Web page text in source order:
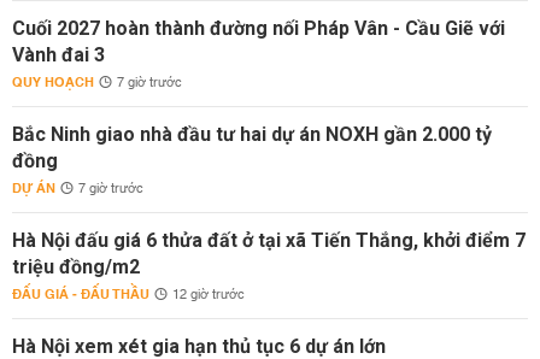
Cuối 2027 hoàn thành đường nối Pháp Vân - Cầu Giẽ với
Vành đai 3
QUY HOẠCH 7 giờ trước
Bắc Ninh giao nhà đầu tư hai dự án NOXH gần 2.000 tỷ
đồng
DỰ ÁN 7 giờ trước
Hà Nội đấu giá 6 thửa đất ở tại xã Tiến Thắng, khởi điểm 7
triệu đồng/m2
ĐẤU GIÁ - ĐẤU THẦU 12 giờ trước
Hà Nội xem xét gia hạn thủ tục 6 dự án lớn